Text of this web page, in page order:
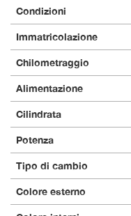
Condizioni
Immatricolazione
Chilometraggio
Alimentazione
Cilindrata
Potenza
Tipo di cambio
Colore esterno